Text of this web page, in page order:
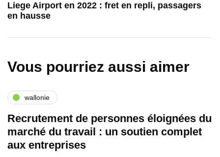
Liege Airport en 2022 : fret en repli, passagers
en hausse
Vous pourriez aussi aimer
wallonie
Recrutement de personnes éloignées du
marché du travail : un soutien complet
aux entreprises